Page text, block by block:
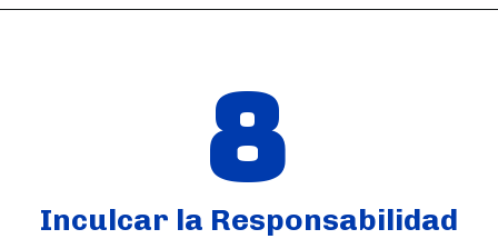
8
Inculcar la Responsabilidad